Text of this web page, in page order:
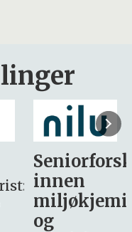
søker
– fast